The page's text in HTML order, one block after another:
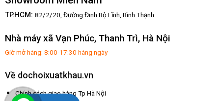
TP.HCM: 82/2/20, Đường Đinh Bộ Lĩnh, Bình Thạnh.
Nhà máy xã Vạn Phúc, Thanh Trì, Hà Nội
Giờ mở hàng: 8:00-17:30 hàng ngày
Về dochoixuatkhau.vn
Chính sách giao hàng Tp Hà Nội